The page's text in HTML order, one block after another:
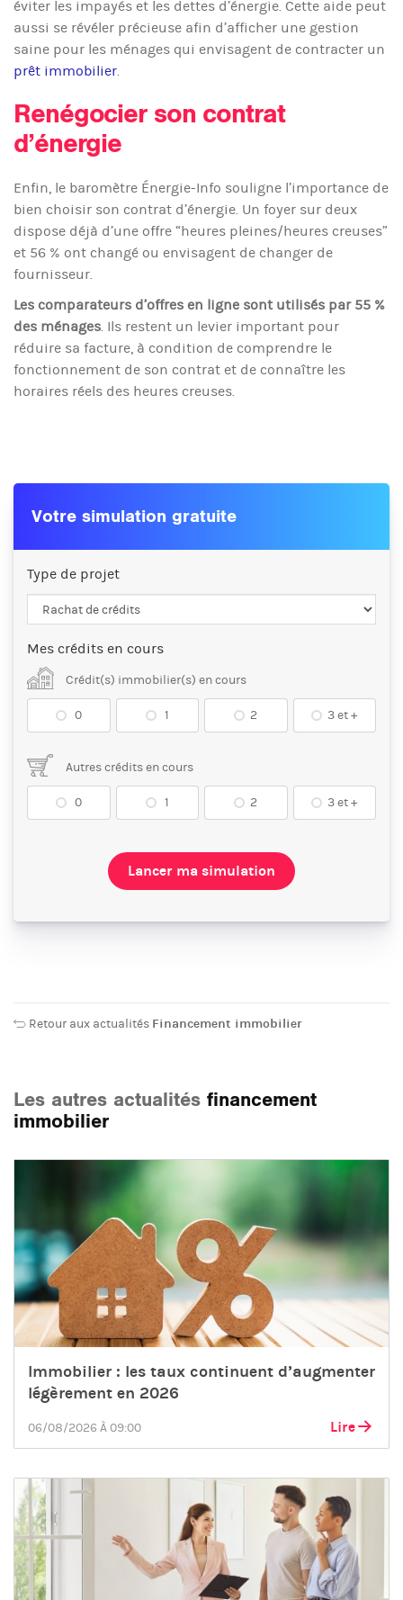
éviter les impayés et les dettes d’énergie. Cette aide peut
aussi se révéler précieuse afin d’afficher une gestion
saine pour les ménages qui envisagent de contracter un
prêt immobilier.
Renégocier son contrat
d’énergie
Enfin, le baromètre Énergie-Info souligne l’importance de
bien choisir son contrat d’énergie. Un foyer sur deux
dispose déjà d’une offre “heures pleines/heures creuses”
et 56 % ont changé ou envisagent de changer de
fournisseur.
Les comparateurs d’offres en ligne sont utilisés par 55 %
des ménages. Ils restent un levier important pour
réduire sa facture, à condition de comprendre le
fonctionnement de son contrat et de connaître les
horaires réels des heures creuses.
Votre simulation gratuite
Type de projet
Mes crédits en cours
Crédit(s) immobilier(s) en cours
0 1 2 3 et +
Autres crédits en cours
0 1 2 3 et +
Lancer ma simulation
Retour aux actualités Financement immobilier
Les autres actualités financement
immobilier
Immobilier : les taux continuent d’augmenter
légèrement en 2026
06/08/2026 À 09:00 Lire